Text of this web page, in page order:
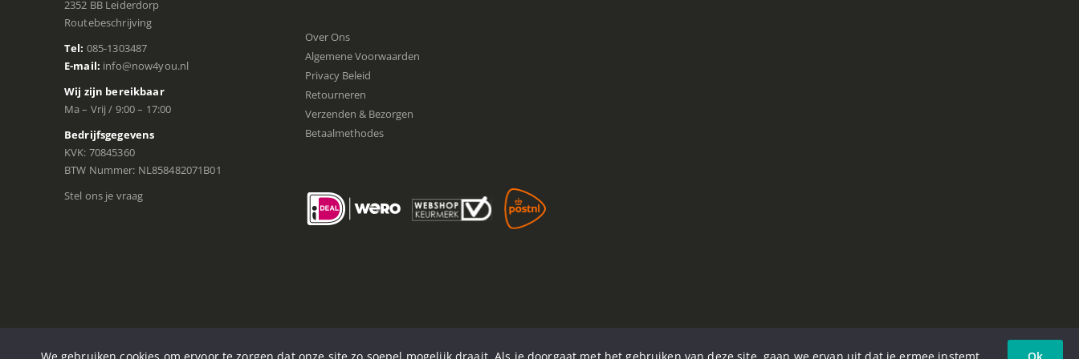
Routebeschrijving
Tel: 085-1303487
E-mail: info@now4you.nl
Wij zijn bereikbaar
Ma – Vrij / 9:00 – 17:00
Bedrijfsgegevens
KVK: 70845360
BTW Nummer: NL858482071B01
Stel ons je vraag
Over Ons
Algemene Voorwaarden
Privacy Beleid
Retourneren
Verzenden & Bezorgen
Betaalmethodes